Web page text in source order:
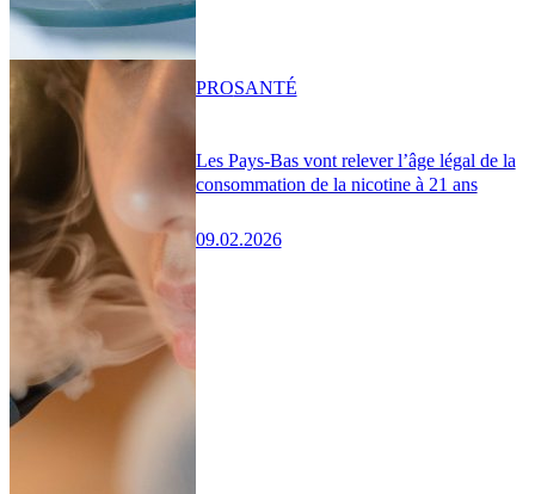
Les Pays-Bas vont relever l’âge légal de la
consommation de la nicotine à 21 ans
09.02.2026
PROSANTÉ